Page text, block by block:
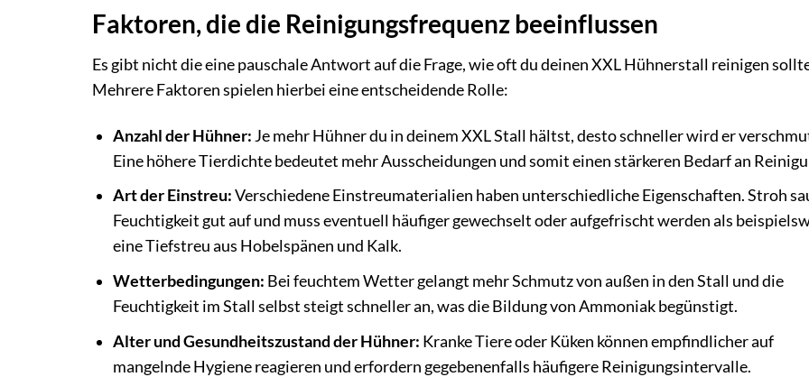
Faktoren, die die Reinigungsfrequenz beeinflussen
Es gibt nicht die eine pauschale Antwort auf die Frage, wie oft du deinen XXL Hühnerstall reinigen
Mehrere Faktoren spielen hierbei eine entscheidende Rolle:
Anzahl der Hühner: Je mehr Hühner du in deinem XXL Stall hältst, desto schneller wird er
Eine höhere Tierdichte bedeutet mehr Ausscheidungen und somit einen stärkeren Bedarf an
Art der Einstreu:Verschiedene Einstreumaterialien haben unterschiedliche Eigenschaften. Stroh
Feuchtigkeit gut auf und muss eventuell häufiger gewechselt oder aufgefrischt werden als
eine Tiefstreu aus Hobelspänen und Kalk.
Wetterbedingungen: Bei feuchtem Wetter gelangt mehr Schmutz von außen in den Stall und die
Feuchtigkeit im Stall selbst steigt schneller an, was die Bildung von Ammoniak begünstigt.
Alter und Gesundheitszustand der Hühner: Kranke Tiere oder Küken können empfindlicher auf
mangelnde Hygiene reagieren und erfordern gegebenenfalls häufigere Reinigungsintervalle.